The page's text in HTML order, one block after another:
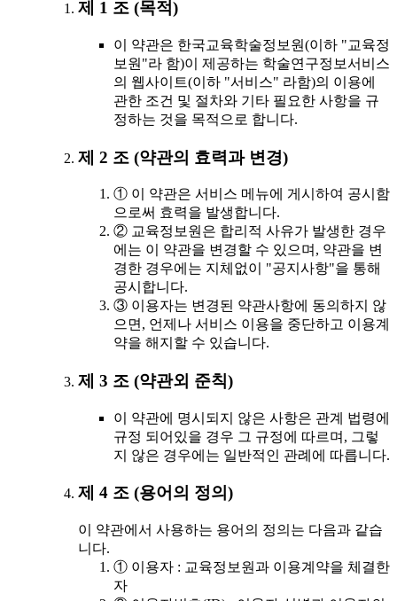
제 1 조 (목적)
이 약관은 한국교육학술정보원(이하 "교육정
보원"라 함)이 제공하는 학술연구정보서비스
의 웹사이트(이하 "서비스" 라함)의 이용에
관한 조건 및 절차와 기타 필요한 사항을 규
정하는 것을 목적으로 합니다.
제 2 조 (약관의 효력과 변경)
① 이 약관은 서비스 메뉴에 게시하여 공시함
으로써 효력을 발생합니다.
② 교육정보원은 합리적 사유가 발생한 경우
에는 이 약관을 변경할 수 있으며, 약관을 변
경한 경우에는 지체없이 "공지사항"을 통해
공시합니다.
③ 이용자는 변경된 약관사항에 동의하지 않
으면, 언제나 서비스 이용을 중단하고 이용계
약을 해지할 수 있습니다.
제 3 조 (약관외 준칙)
이 약관에 명시되지 않은 사항은 관계 법령에
규정 되어있을 경우 그 규정에 따르며, 그렇
지 않은 경우에는 일반적인 관례에 따릅니다.
제 4 조 (용어의 정의)
이 약관에서 사용하는 용어의 정의는 다음과 같습
니다.
① 이용자 : 교육정보원과 이용계약을 체결한
자